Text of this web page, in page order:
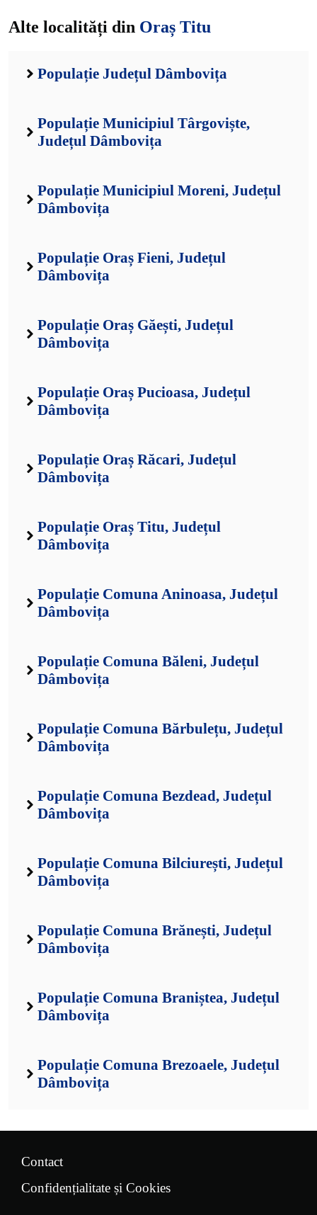
Alte localități din Oraș Titu
Populație Județul Dâmbovița
Populație Municipiul Târgoviște,
Județul Dâmbovița
Populație Municipiul Moreni, Județul
Dâmbovița
Populație Oraș Fieni, Județul
Dâmbovița
Populație Oraș Găești, Județul
Dâmbovița
Populație Oraș Pucioasa, Județul
Dâmbovița
Populație Oraș Răcari, Județul
Dâmbovița
Populație Oraș Titu, Județul
Dâmbovița
Populație Comuna Aninoasa, Județul
Dâmbovița
Populație Comuna Băleni, Județul
Dâmbovița
Populație Comuna Bărbulețu, Județul
Dâmbovița
Populație Comuna Bezdead, Județul
Dâmbovița
Populație Comuna Bilciurești, Județul
Dâmbovița
Populație Comuna Brănești, Județul
Dâmbovița
Populație Comuna Braniștea, Județul
Dâmbovița
Populație Comuna Brezoaele, Județul
Dâmbovița
Contact
Confidențialitate și Cookies